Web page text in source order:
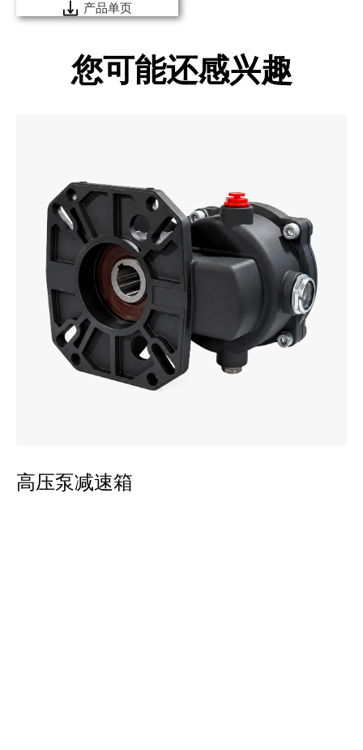
产品单页
您可能还感兴趣
高压泵减速箱